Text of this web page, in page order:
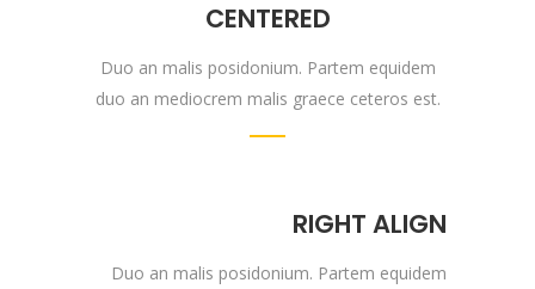
CENTERED
Duo an malis posidonium. Partem equidem
duo an mediocrem malis graece ceteros est.
RIGHT ALIGN
Duo an malis posidonium. Partem equidem